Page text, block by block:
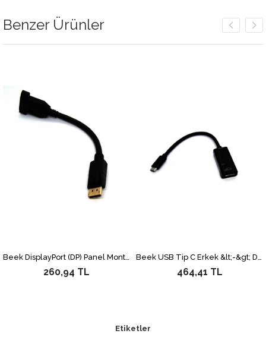
Benzer Ürünler
260,94 TL 464,41 TL
Etiketler